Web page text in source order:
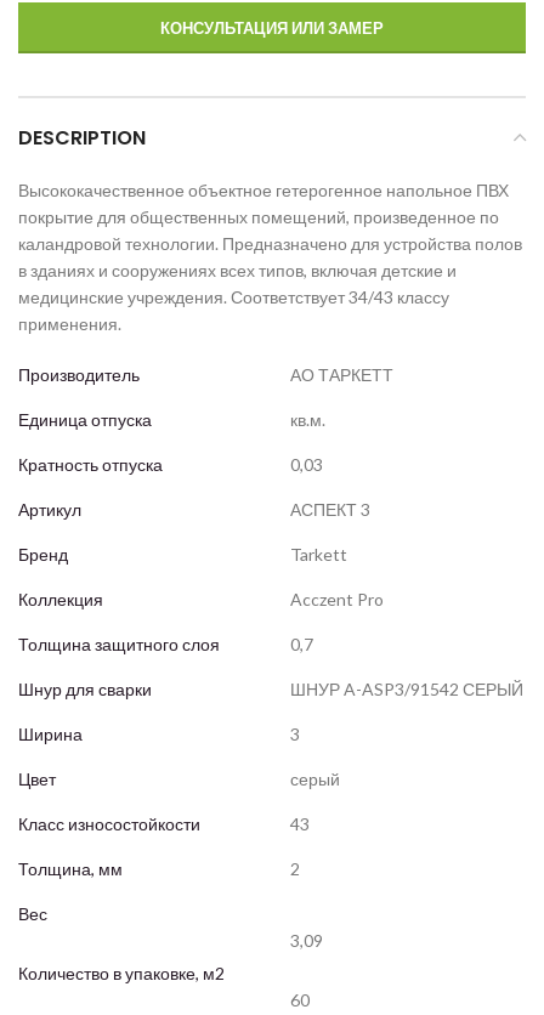
КОНСУЛЬТАЦИЯ ИЛИ ЗАМЕР
DESCRIPTION
Высококачественное объектное гетерогенное напольное ПВХ
покрытие для общественных помещений, произведенное по
каландровой технологии. Предназначено для устройства полов
в зданиях и сооружениях всех типов, включая детские и
медицинские учреждения. Соответствует 34/43 классу
применения.
Производитель АО ТАРКЕТТ
Единица отпуска кв.м.
Кратность отпуска 0,03
Артикул АСПЕКТ 3
Бренд Tarkett
Коллекция Acczent Pro
Толщина защитного слоя 0,7
Шнур для сварки ШНУР A-ASP3/91542 СЕРЫЙ
Ширина 3
Цвет серый
Класс износостойкости 43
Толщина, мм 2
Вес
3,09
Количество в упаковке, м2
60